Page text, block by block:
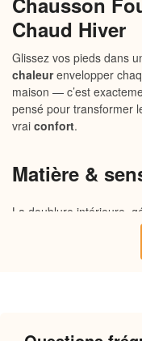
Chaud Hiver
Glissez vos pieds dans
chaleurenvelopper
maison — c’est
pensé pour transformer
vrai confort.
Matière &
La doublure intérieure,
tissu souple épouse
comprimer. La semelle,